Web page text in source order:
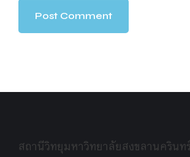
สถานีวิทยุมหาวิทยาลัยสงขลานครินท